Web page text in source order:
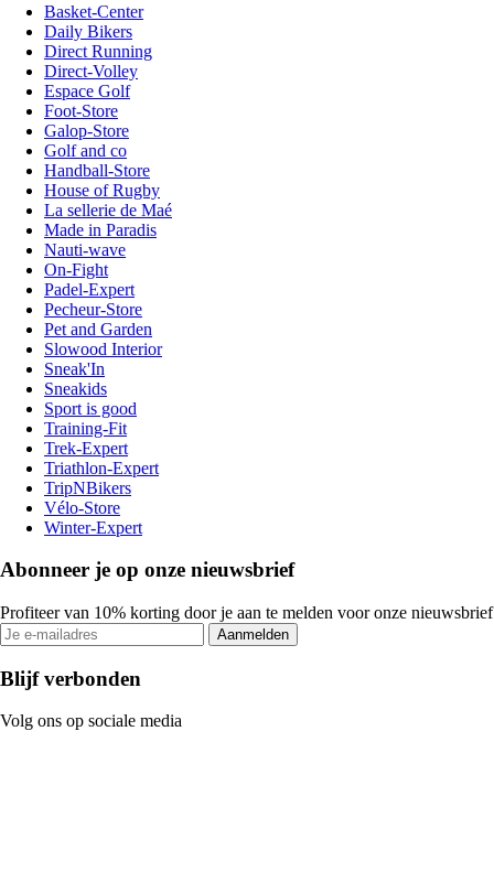
Basket-Center
Daily Bikers
Direct Running
Direct-Volley
Espace Golf
Foot-Store
Galop-Store
Golf and co
Handball-Store
House of Rugby
La sellerie de Maé
Made in Paradis
Nauti-wave
On-Fight
Padel-Expert
Pecheur-Store
Pet and Garden
Slowood Interior
Sneak'In
Sneakids
Sport is good
Training-Fit
Trek-Expert
Triathlon-Expert
TripNBikers
Vélo-Store
Winter-Expert
Abonneer je op onze nieuwsbrief
Profiteer van 10% korting door je aan te melden voor onze nieuwsbrief
Aanmelden
Blijf verbonden
Volg ons op sociale media